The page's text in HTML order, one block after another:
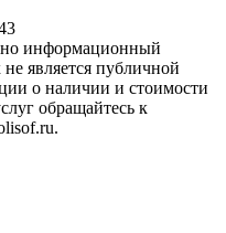
информационный
является публичной
о наличии и стоимости
обращайтесь к